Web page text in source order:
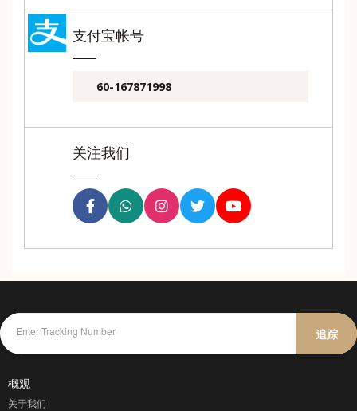
支付宝帐号
60-167871998
关注我们
追踪
概观
关于我们